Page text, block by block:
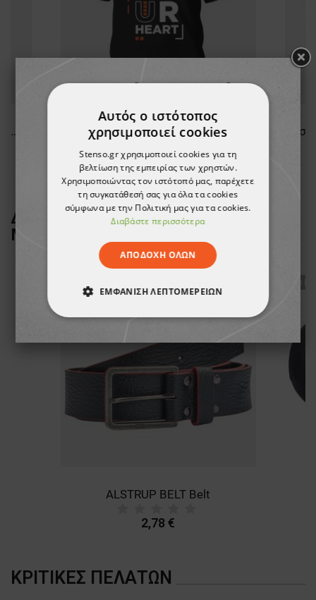
Κοντομάνικο με λογότυπο PAYPER SUNSET BLACK/ROYAL BLUE
8,18 €
ΔΕΙΤΕ ΠΕΡΙΣΣΟΤΕΡΑ ΑΠΟ ΤΗ
ΜΑΡΚΑ
ALSTRUP BELT Belt
2,78 €
ΚΡΙΤΙΚΈΣ ΠΕΛΑΤΏΝ
Αυτός ο ιστότοπος
χρησιμοποιεί cookies
Stenso.gr χρησιμοποιεί cookies για τη
βελτίωση της εμπειρίας των χρηστών.
Χρησιμοποιώντας τον ιστότοπό μας, παρέχετε
τη συγκατάθεσή σας για όλα τα cookies
σύμφωνα με την Πολιτική μας για τα cookies.
Διαβάστε περισσότερα
ΑΠΟΔΟΧΉ ΌΛΩΝ
ΕΜΦΆΝΙΣΗ ΛΕΠΤΟΜΕΡΕΙΏΝ
ΑΠΟΛΎΤΩΣ ΑΠΑΡΑΊΤΗΤΑ
ΑΠΌΔΟΣΗΣ ΣΤΌΧΕΥΣΗΣ
ΜΗ ΤΑΞΙΝΟΜΗΜΈΝΑ